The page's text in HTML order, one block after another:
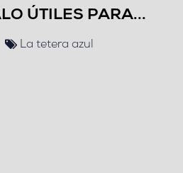
ÚTILES PARA...
La tetera azul